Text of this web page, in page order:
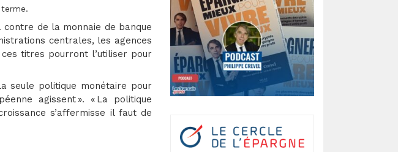
terme.
de la monnaie de banque
centrales, les agences
titres pourront l’utiliser pour
seule politique monétaire pour
agissent ». « La politique
s’affermisse il faut de